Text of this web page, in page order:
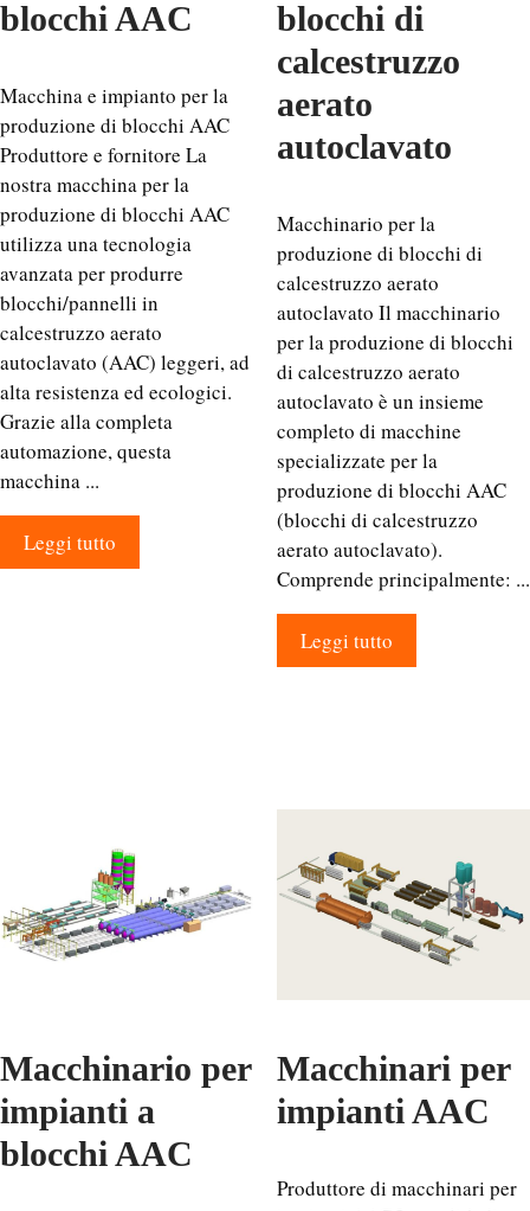
blocchi AAC
Macchina e impianto per la
produzione di blocchi AAC
Produttore e fornitore La
nostra macchina per la
produzione di blocchi AAC
utilizza una tecnologia
avanzata per produrre
blocchi/pannelli in
calcestruzzo aerato
autoclavato (AAC) leggeri, ad
alta resistenza ed ecologici.
Grazie alla completa
automazione, questa
macchina ...
Leggi tutto
blocchi di
calcestruzzo
aerato
autoclavato
Macchinario per la
produzione di blocchi di
calcestruzzo aerato
autoclavato Il macchinario
per la produzione di blocchi
di calcestruzzo aerato
autoclavato è un insieme
completo di macchine
specializzate per la
produzione di blocchi AAC
(blocchi di calcestruzzo
aerato autoclavato).
Comprende principalmente: ...
Leggi tutto
Macchinario per
impianti a
blocchi AAC
Macchinari per
impianti AAC
Produttore di macchinari per